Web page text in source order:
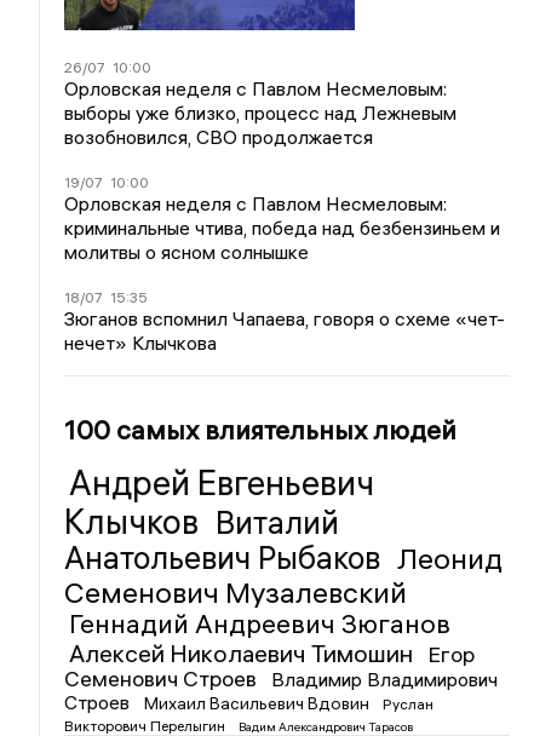
26/07 10:00
Орловская неделя с Павлом Несмеловым:
выборы уже близко, процесс над Лежневым
возобновился, СВО продолжается
19/07 10:00
Орловская неделя с Павлом Несмеловым:
криминальные чтива, победа над безбензиньем и
молитвы о ясном солнышке
18/07 15:35
Зюганов вспомнил Чапаева, говоря о схеме «чет-
нечет» Клычкова
100 самых влиятельных людей
Андрей Евгеньевич
Клычков Виталий
Анатольевич Рыбаков Леонид
Семенович Музалевский
Геннадий Андреевич Зюганов
Алексей Николаевич Тимошин
Егор
Семенович Строев
Владимир Владимирович
Строев
Михаил Васильевич Вдовин
Руслан
Викторович Перелыгин
Вадим Александрович Тарасов